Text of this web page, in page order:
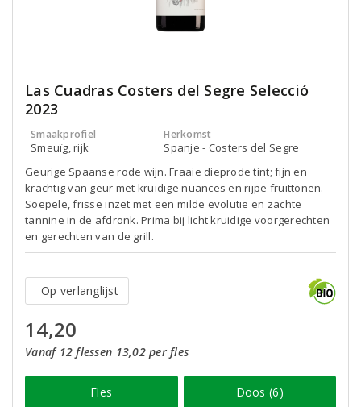
Las Cuadras Costers del Segre Selecció
2023
Smaakprofiel
Smeuïg, rijk
Herkomst
Spanje - Costers del Segre
Geurige Spaanse rode wijn. Fraaie dieprode tint; fijn en
krachtig van geur met kruidige nuances en rijpe fruittonen.
Soepele, frisse inzet met een milde evolutie en zachte
tannine in de afdronk. Prima bij licht kruidige voorgerechten
en gerechten van de grill.
Op verlanglijst
14,20
Vanaf 12 flessen 13,02 per fles
Fles Doos (6)